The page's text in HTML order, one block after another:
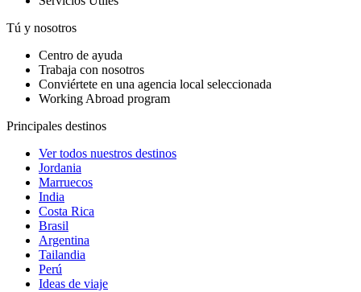
Tú y nosotros
Centro de ayuda
Trabaja con nosotros
Conviértete en una agencia local seleccionada
Working Abroad program
Principales destinos
Ver todos nuestros destinos
Jordania
Marruecos
India
Costa Rica
Brasil
Argentina
Tailandia
Perú
Ideas de viaje